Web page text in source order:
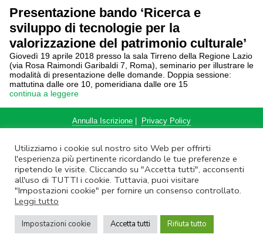
Utilizziamo i cookie sul nostro sito Web per offrirti
l'esperienza più pertinente ricordando le tue preferenze e
ripetendo le visite. Cliccando su "Accetta tutti", acconsenti
all'uso di TUTTI i cookie. Tuttavia, puoi visitare
"Impostazioni cookie" per fornire un consenso controllato.
Leggi tutto
Impostazioni cookie Accetta tutti Rifiuta tutto
Presentazione bando ‘Ricerca e
sviluppo di tecnologie per la
valorizzazione del patrimonio culturale’
Giovedì 19 aprile 2018 presso la sala Tirreno della Regione Lazio
(via Rosa Raimondi Garibaldi 7, Roma), seminario per illustrare le
modalità di presentazione delle domande. Doppia sessione:
mattutina dalle ore 10, pomeridiana dalle ore 15
continua a leggere
Annulla Iscrizione
Privacy Policy
© Lazio Innova SpA – Via dell’Amba Aradam, 9 – 00184 Roma – Tel.
06.60.51.60 – P.IVA 05950941004